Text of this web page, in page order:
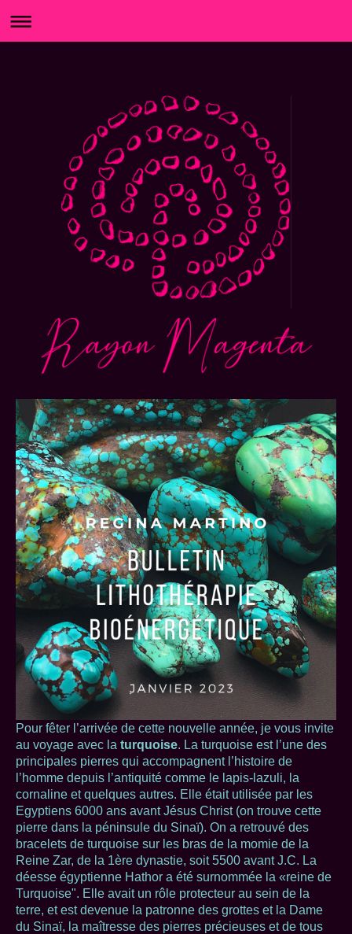
Pour fêter l’arrivée de cette nouvelle année, je vous invite
au voyage avec la turquoise. La turquoise est l’une des
principales pierres qui accompagnent l’histoire de
l’homme depuis l’antiquité comme le lapis-lazuli, la
cornaline et quelques autres. Elle était utilisée par les
Egyptiens 6000 ans avant Jésus Christ (on trouve cette
pierre dans la péninsule du Sinaï). On a retrouvé des
bracelets de turquoise sur les bras de la momie de la
Reine Zar, de la 1ère dynastie, soit 5500 avant J.C. La
déesse égyptienne Hathor a été surnommée la «reine de
Turquoise". Elle avait un rôle protecteur au sein de la
terre, et est devenue la patronne des grottes et la Dame
du Sinaï, la maîtresse des pierres précieuses et de tous